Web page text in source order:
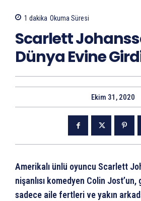
1 dakika Okuma Süresi
Scarlett
Dünya Evine
Ekim 31, 2020
Amerikalı ünlü oyuncu Scarlett
nişanlısı komedyen Colin
sadece aile fertleri ve yakın